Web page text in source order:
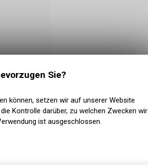
Sie?
können, setzen wir auf unserer Website
Kontrolle darüber, zu welchen Zwecken wir
ist ausgeschlossen.